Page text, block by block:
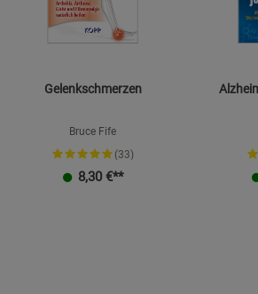
Gelenkschmerzen
Bruce Fife
(33)
8,30 €**